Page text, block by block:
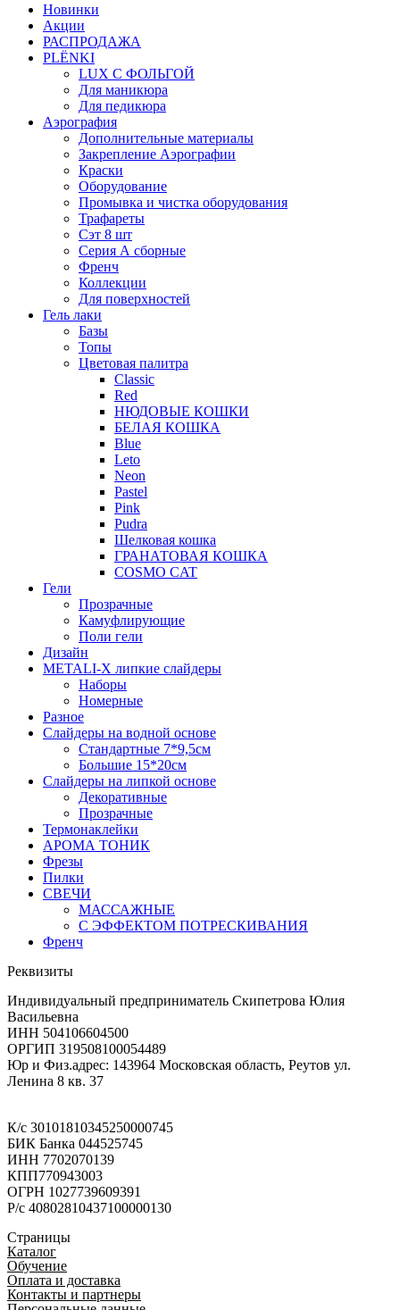
Новинки
Акции
РАСПРОДАЖА
PLЁNKI
LUX С ФОЛЬГОЙ
Для маникюра
Для педикюра
Аэрография
Дополнительные материалы
Закрепление Аэрографии
Краски
Оборудование
Промывка и чистка оборудования
Трафареты
Сэт 8 шт
Серия А сборные
Френч
Коллекции
Для поверхностей
Гель лаки
Базы
Топы
Цветовая палитра
Classic
Red
НЮДОВЫЕ КОШКИ
БЕЛАЯ КОШКА
Blue
Leto
Neon
Pastel
Pink
Pudra
Шелковая кошка
ГРАНАТОВАЯ КОШКА
COSMO CAT
Гели
Прозрачные
Камуфлирующие
Поли гели
Дизайн
METALI-X липкие слайдеры
Наборы
Номерные
Разное
Слайдеры на водной основе
Стандартные 7*9,5см
Большие 15*20см
Слайдеры на липкой основе
Декоративные
Прозрачные
Термонаклейки
АРОМА ТОНИК
Фрезы
Пилки
СВЕЧИ
МАССАЖНЫЕ
С ЭФФЕКТОМ ПОТРЕСКИВАНИЯ
Френч
Реквизиты
Индивидуальный предприниматель Скипетрова Юлия
Васильевна
ИНН 504106604500
ОРГИП 319508100054489
Юр и Физ.адрес: 143964 Московская область, Реутов ул.
Ленина 8 кв. 37
К/с 30101810345250000745
БИК Банка 044525745
ИНН 7702070139
КПП770943003
ОГРН 1027739609391
Р/с 40802810437100000130
Страницы
Каталог
Обучение
Оплата и доставка
Контакты и партнеры